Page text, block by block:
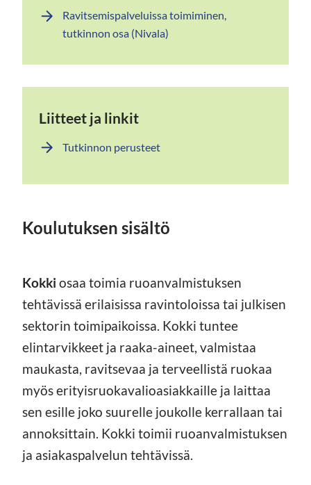
Ravitsemispalveluissa toimiminen,
tutkinnon osa (Nivala)
Liitteet ja linkit
Tutkinnon perusteet
Koulutuksen sisältö
Kokki osaa toimia ruoanvalmistuksen
tehtävissä erilaisissa ravintoloissa tai julkisen
sektorin toimipaikoissa. Kokki tuntee
elintarvikkeet ja raaka-aineet, valmistaa
maukasta, ravitsevaa ja terveellistä ruokaa
myös erityisruokavalioasiakkaille ja laittaa
sen esille joko suurelle joukolle kerrallaan tai
annoksittain. Kokki toimii ruoanvalmistuksen
ja asiakaspalvelun tehtävissä.